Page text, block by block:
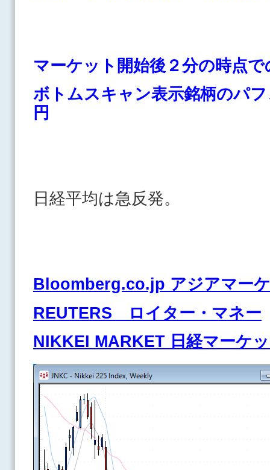
マーケット開始後２分の時点で
ボトムスキャン表示銘柄のパ
円
日経平均は急反発。
Bloomberg.co.jp アジアマー
REUTERS ロイター・マネー
NIKKEI MARKET 日経マーケ